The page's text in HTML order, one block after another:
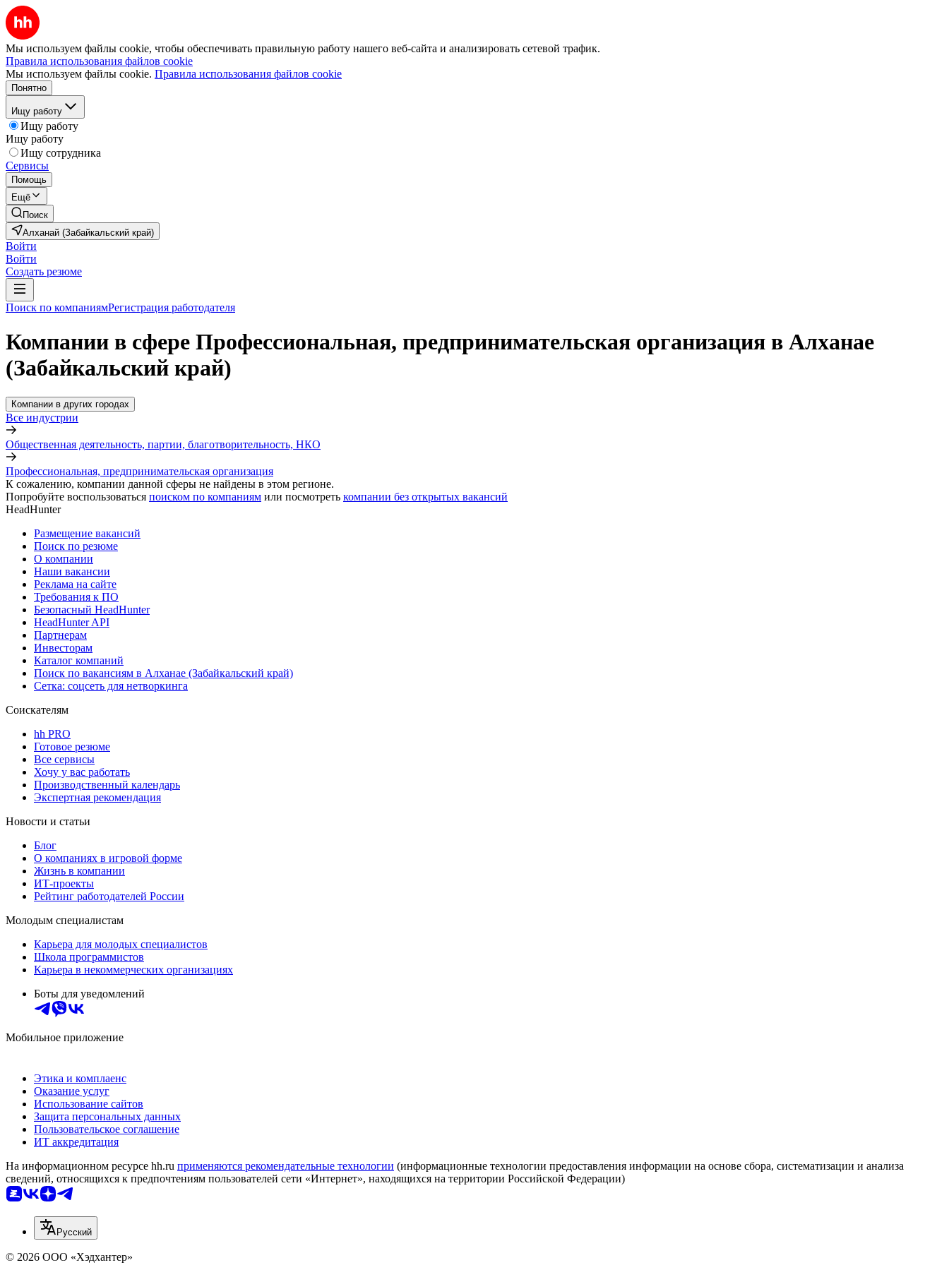
Мы используем файлы cookie, чтобы обеспечивать правильную работу нашего веб-сайта и анализировать сетевой трафик.
Правила использования файлов cookie
Мы используем файлы cookie. Правила использования файлов cookie
Понятно
Ищу работу
Ищу работу
Ищу работу
Ищу сотрудника
Сервисы
Помощь
Ещё
Поиск
Алханай (Забайкальский край)
Войти
Войти
Создать резюме
Поиск по компаниямРегистрация работодателя
Компании в сфере Профессиональная, предпринимательская организация в Алханае
(Забайкальский край)
Компании в других городах
Все индустрии
Общественная деятельность, партии, благотворительность, НКО
Профессиональная, предпринимательская организация
К сожалению, компании данной сферы не найдены в этом регионе.
Попробуйте воспользоваться поиском по компаниям или посмотреть компании без открытых вакансий
HeadHunter
Размещение вакансий
Поиск по резюме
О компании
Наши вакансии
Реклама на сайте
Требования к ПО
Безопасный HeadHunter
HeadHunter API
Партнерам
Инвесторам
Каталог компаний
Поиск по вакансиям в Алханае (Забайкальский край)
Сетка: соцсеть для нетворкинга
Соискателям
hh PRO
Готовое резюме
Все сервисы
Хочу у вас работать
Производственный календарь
Экспертная рекомендация
Новости и статьи
Блог
О компаниях в игровой форме
Жизнь в компании
ИТ-проекты
Рейтинг работодателей России
Молодым специалистам
Карьера для молодых специалистов
Школа программистов
Карьера в некоммерческих организациях
Боты для уведомлений
Мобильное приложение
Этика и комплаенс
Оказание услуг
Использование сайтов
Защита персональных данных
Пользовательское соглашение
ИТ аккредитация
На информационном ресурсе hh.ru применяются рекомендательные технологии (информационные технологии предоставления информации на основе сбора, систематизации и анализа
сведений, относящихся к предпочтениям пользователей сети «Интернет», находящихся на территории Российской Федерации)
Русский
© 2026 ООО «Хэдхантер»